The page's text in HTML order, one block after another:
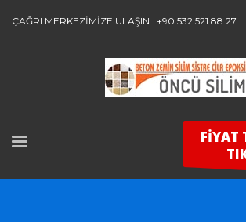
ÇAĞRI MERKEZİMİZE ULAŞIN : +90 532 521 88 27
FİYAT